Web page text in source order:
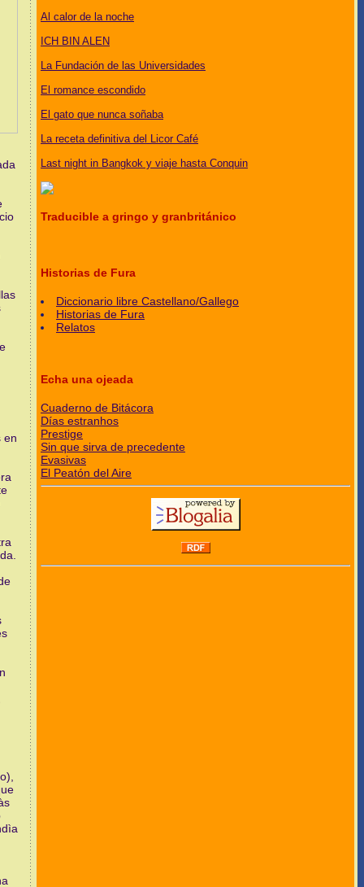
en
Al calor de la noche
ICH BIN ALEN
La Fundación de las Universidades
El romance escondido
El gato que nunca soñaba
La receta definitiva del Licor Café
Last night in Bangkok y viaje hasta Conquin
Traducible a gringo y granbritánico
Historias de Fura
Diccionario libre Castellano/Gallego
Historias de Fura
Relatos
Echa una ojeada
Cuaderno de Bitácora
Días estranhos
Prestige
Sin que sirva de precedente
Evasivas
El Peatón del Aire